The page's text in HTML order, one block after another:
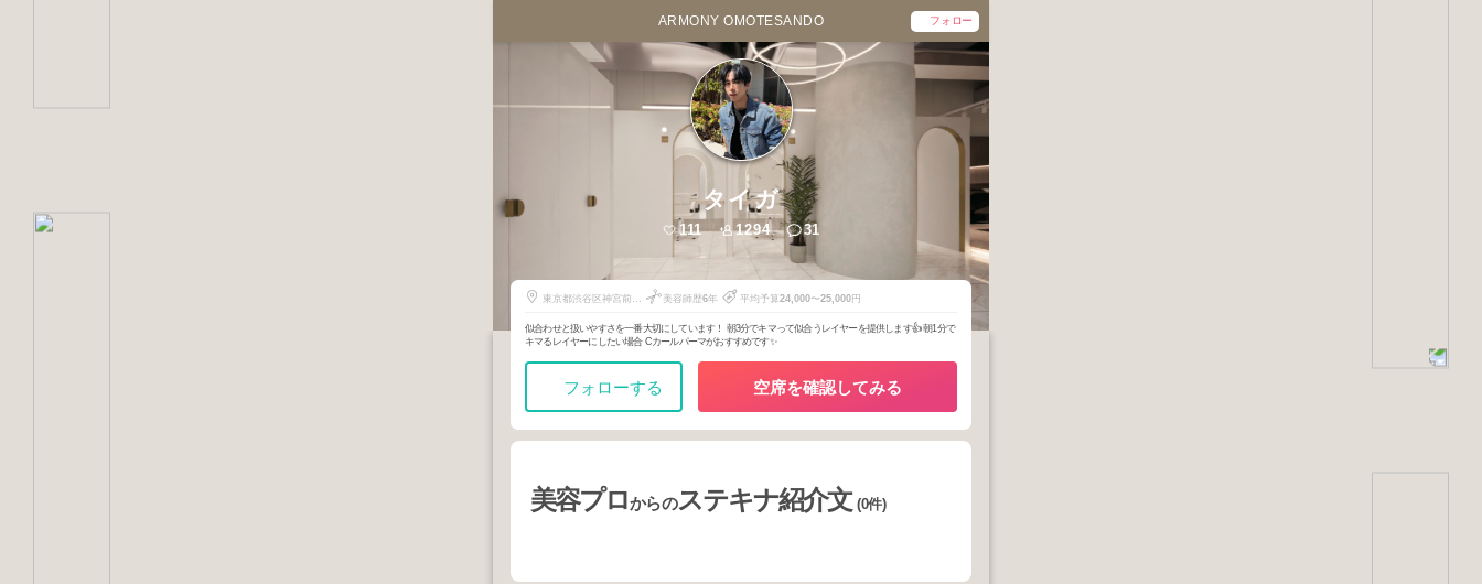
ARMONY OMOTESANDO フォロー
タイガ
111 1294 31
東京都渋谷区神宮前5-
美容師歴6年 平均予算24,000〜25,000円
似合わせと扱いやすさを一番大切にしています！ 朝3分でキマって似合うレイヤーを提供します👍 朝1分で
キマるレイヤーにしたい場合 Cカールパーマがおすすめです✨
フォローする 空席を確認してみる
美容プロからのステキナ紹介文(0件)